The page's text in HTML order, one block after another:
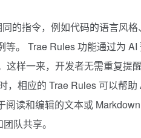
的指令，例如代码的语言风格
。 Trae Rules 功能通过为 AI
这样一来，开发者无需重复提
，相应的 Trae Rules 可以帮助
读和编辑的文本或
队共享。